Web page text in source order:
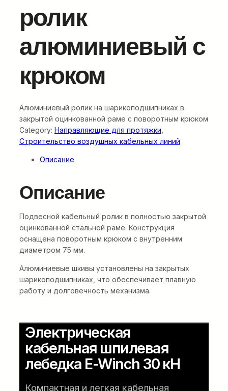
ролик
алюминиевый с
крюком
Алюминиевый ролик на шарикоподшипниках в
закрытой оцинкованной раме с поворотным крюком
Category: Направляющие для протяжки
Строительство воздушных кабельных линий
Описание
Описание
Подвесной кабельный ролик в полностью закрытой
оцинкованной стальной раме. Конструкция
оснащена поворотным крюком с внутренним
диаметром 75 мм.
Алюминиевые шкивы установлены на закрытых
шарикоподшипниках, что обеспечивает плавную
работу и долговечность механизма.
Электрическая
кабельная шпилевая
лебедка E-Winch 30 кН
Компактная и легкая кабельная